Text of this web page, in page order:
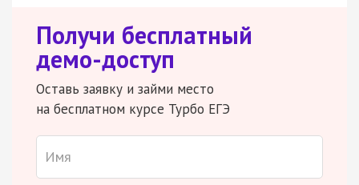
Получи бесплатный
демо-доступ
Оставь заявку и займи место
на бесплатном курсе Турбо ЕГЭ